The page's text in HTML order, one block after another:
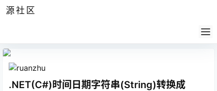
源社区
.NET(C#)时间日期字符串(String)转换成